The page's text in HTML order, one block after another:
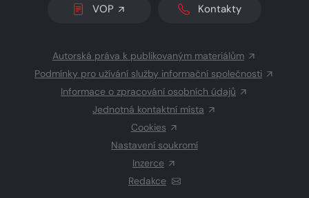
VOP Kontakty
Autorská práva k publikovaným materiálům
Podmínky pro užívání služby informační společnosti
Informace o zpracování osobních údajů
Jednotná kontaktní místa
Cookies
Nastavení soukromí
Inzerce
Redakce